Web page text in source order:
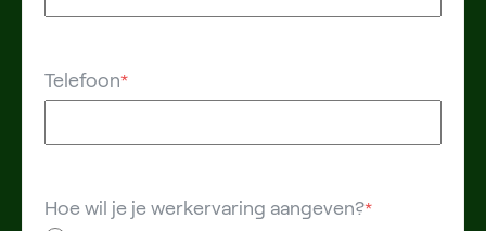
Telefoon*
Hoe wil je je werkervaring aangeven?*